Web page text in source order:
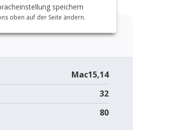
Mac15,14
32
80
speichern
oben auf der Seite ändern.